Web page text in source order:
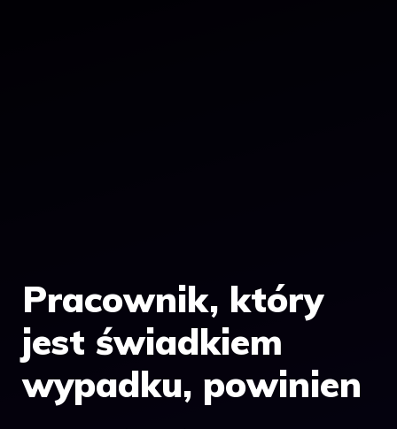
Pracownik, który
jest świadkiem
wypadku, powinien